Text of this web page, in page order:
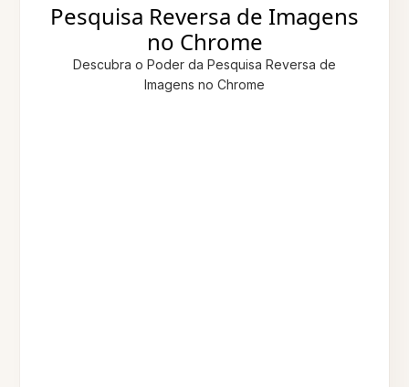
Pesquisa Reversa de Imagens
no Chrome
Descubra o Poder da Pesquisa Reversa de
Imagens no Chrome